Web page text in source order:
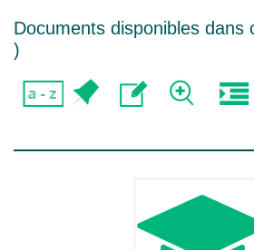
Documents disponibles dans
)